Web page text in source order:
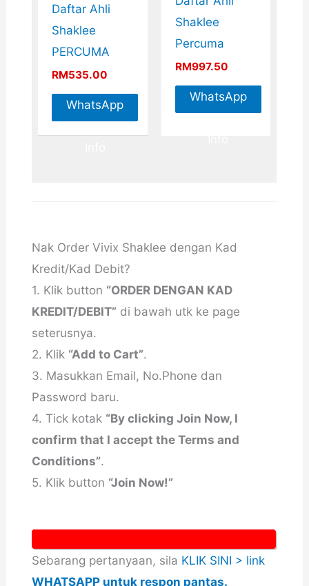
Daftar Ahli
Shaklee
PERCUMA
RM535.00
WhatsApp
For More
Shaklee
Percuma
RM997.50
WhatsApp
For More
Nak Order Vivix Shaklee dengan Kad
Kredit/Kad Debit?
1. Klik button “ORDER DENGAN KAD
KREDIT/DEBIT”di bawah utk ke page
seterusnya.
2. Klik “Add to Cart”.
3. Masukkan Email, No.Phone dan
Password baru.
4. Tick kotak “By clicking Join Now, I
confirm that I accept the Terms and
Conditions”.
5. Klik button “Join Now!”
Sebarang pertanyaan, sila KLIK SINI > link
WHATSAPP untuk respon pantas.